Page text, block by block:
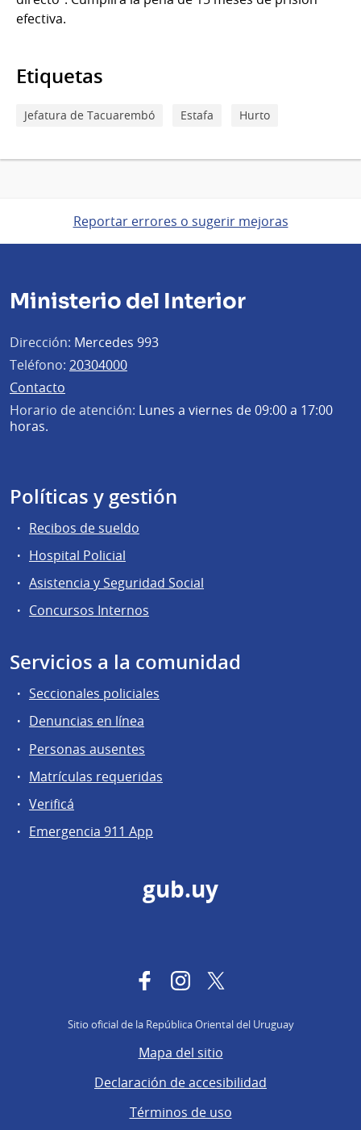
efectiva.
Etiquetas
Jefatura de Tacuarembó Estafa Hurto
Reportar errores o sugerir mejoras
Ministerio del Interior
Dirección: Mercedes 993
Teléfono: 20304000
Contacto
Horario de atención: Lunes a viernes de 09:00 a 17:00
horas.
Políticas y gestión
Recibos de sueldo
Hospital Policial
Asistencia y Seguridad Social
Concursos Internos
Servicios a la comunidad
Seccionales policiales
Denuncias en línea
Personas ausentes
Matrículas requeridas
Verificá
Emergencia 911 App
gub.uy
FacebookInstagram
Sitio oficial de la República Oriental del Uruguay
Mapa del sitio
Declaración de accesibilidad
Términos de uso